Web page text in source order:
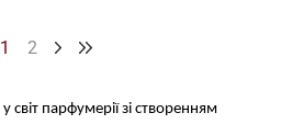
1 2
парфумерії зі створенням